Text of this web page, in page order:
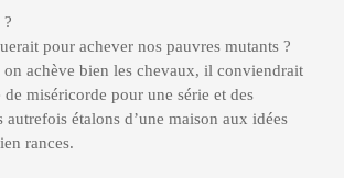
pour achever nos pauvres mutants ?
on achève bien les chevaux, il conviendrait
de miséricorde pour une série et des
autrefois étalons d’une maison aux idées
rances.